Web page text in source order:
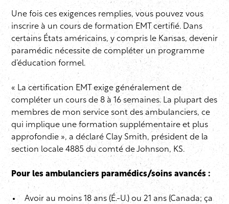
Une fois ces exigences remplies, vous pouvez vous
inscrire à un cours de formation EMT certifié. Dans
certains États américains, y compris le Kansas, devenir
paramédic nécessite de compléter un programme
d’éducation formel.
« La certification EMT exige généralement de
compléter un cours de 8 à 16 semaines. La plupart des
membres de mon service sont des ambulanciers, ce
qui implique une formation supplémentaire et plus
approfondie », a déclaré Clay Smith, président de la
section locale 4885 du comté de Johnson, KS.
Pour les ambulanciers paramédics/soins avancés :
Avoir au moins 18 ans (É.-U.) ou 21 ans (Canada; ça